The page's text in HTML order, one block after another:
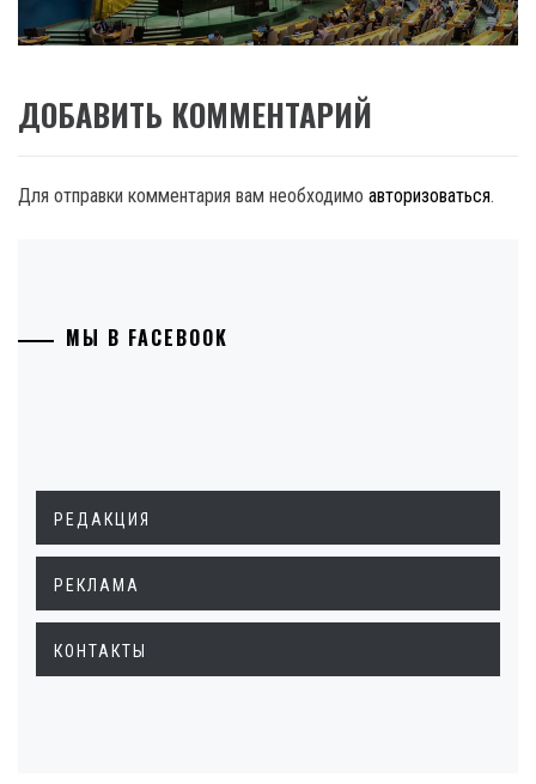
ДОБАВИТЬ КОММЕНТАРИЙ
Для отправки комментария вам необходимо авторизоваться.
МЫ В FACEBOOK
РЕДАКЦИЯ
РЕКЛАМА
КОНТАКТЫ